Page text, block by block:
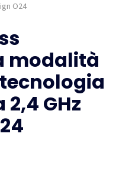
O24
modalità
GHz